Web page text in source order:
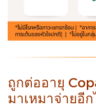
ถูกต่ออายุ
มาเหมาจ่ายอี